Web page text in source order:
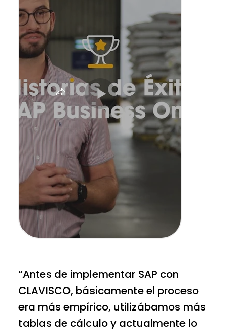
“Antes de implementar SAP con
CLAVISCO, básicamente el proceso
era más empírico, utilizábamos más
tablas de cálculo y actualmente lo